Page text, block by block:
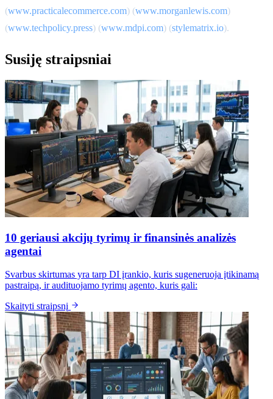
(www.practicalecommerce.com) (www.morganlewis.com)
(www.techpolicy.press) (www.mdpi.com) (stylematrix.io).
Susiję straipsniai
10 geriausi akcijų tyrimų ir finansinės analizės
agentai
Svarbus skirtumas yra tarp DI įrankio, kuris sugeneruoja įtikinamą
pastraipą, ir audituojamo tyrimų agento, kuris gali:
Skaityti straipsnį